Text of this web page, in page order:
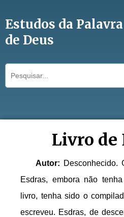
Estudos da Palavra
de Deus
Livro de
Autor: Desconhecido.
Esdras, embora não
livro, tenha sido o
escreveu. Esdras, de